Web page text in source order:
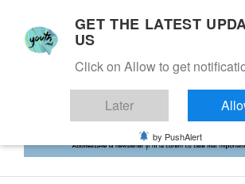
GET THE LATEST
US
Click on Allow to get
Later
by PushAlert